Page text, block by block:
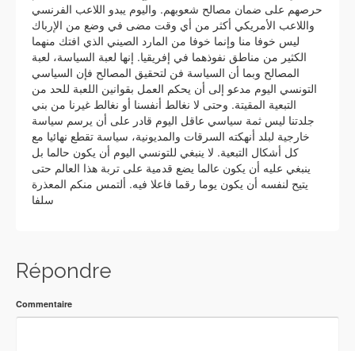
حرصهم على ضمان مصالح شعوبهم. واليوم يبدو اللاعب الفرنسي
واللاعب الأمريكي أكثر من أي وقت مضى في وضع من الإرباك
ليس خوفا منا وإنما خوفا من المارد الصيني الذي افتك منهما
الكثير من مناطق نفوذهما في إفريقيا. إنها لعبة السياسة، لعبة
المصالح وبما أن السياسة فن لتحقيق المصالح فإن السياسي
التونسي اليوم مدعو إلى أن يحكم العمل بقوانين اللعبة للحد من
التبعية المقيتة. وحتى لا نغالط أنفسنا أو نغالط غيرنا من بني
جلدتنا ليس ثمة سياسي عاقل اليوم قادر على أن يرسم سياسة
خارجية لبلد أنهكته السرقات والمديونية، سياسة تقطع نهائيا مع
كل أشكال التبعية. لا ينبغي للتونسي اليوم أن يكون حالما بل
ينبغي عليه أن يكون عالما يضع قدمية على تربة هذا العالم حتى
يتيح لنفسه أن يكون يوما رقما فاعلا فيه. ألتمس منكم المعذرة
سلفا
Répondre
Commentaire